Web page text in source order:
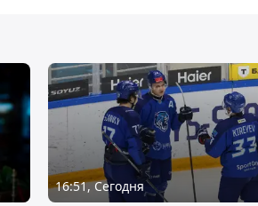
16:51, Сегодня